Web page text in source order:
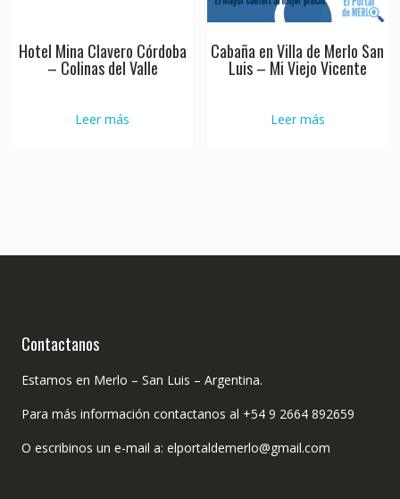
Hotel Mina Clavero Córdoba
– Colinas del Valle
Leer más
Cabaña en Villa de Merlo San
Luis – Mi Viejo Vicente
Leer más
Contactanos
Estamos en Merlo – San Luis – Argentina.
Para más información contactanos al +54 9 2664 892659
O escribinos un e-mail a: elportaldemerlo@gmail.com